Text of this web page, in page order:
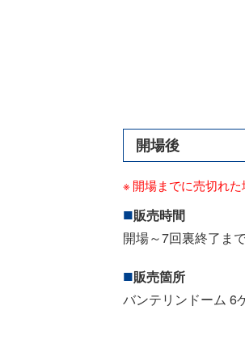
開場後
開場までに売切れ
販売時間
開場～7回裏終了ま
販売箇所
バンテリンドーム 6